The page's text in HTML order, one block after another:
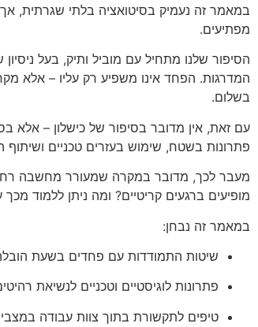
במאמר זה נעמיק בסיטואציה בלתי שגרתית, אך
מפתיעים.
הסיפור שלנו מתחיל עם מוביל ותיק, בעל
המדרגות. הפחד אינו משפיע רק עליו – אלא
בשלום.
עם זאת, אין מדובר בסיפור של כישלון – אלא
פתרונות בשטח, שימוש בעזרים טכניים
מעבר לכך, מדובר במקרה שמעורר מחשבה
מופיעים ברגעים קריטיים? ומה ניתן ללמוד
במאמר זה נבחן:
שיטות התמודדות עם פחדים בשעת
פתרונות לוגיסטיים וטכניים לנשיאת
טיפים לתקשורת בתוך צוות עבודה